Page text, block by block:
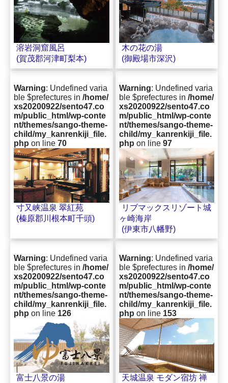
溶岩洞窟風呂
(賀茂郡河津町梨本)
木の花の湯
(御殿場市深沢)
Warning: Undefined varia
ble $prefectures in /home/
xs20200922/sento47.co
m/public_html/wp-conte
nt/themes/sango-theme-
child/my_kanrenkiji_file.
php on line 70
寸又峡温泉 翠紅苑
(榛原郡川根本町千頭)
Warning: Undefined varia
ble $prefectures in /home/
xs20200922/sento47.co
m/public_html/wp-conte
nt/themes/sango-theme-
child/my_kanrenkiji_file.
php on line 97
リブマックスリゾート城
ヶ崎海岸
(伊東市八幡野)
Warning: Undefined varia
ble $prefectures in /home/
xs20200922/sento47.co
m/public_html/wp-conte
nt/themes/sango-theme-
child/my_kanrenkiji_file.
php on line 126
富士八景の湯
Warning: Undefined varia
ble $prefectures in /home/
xs20200922/sento47.co
m/public_html/wp-conte
nt/themes/sango-theme-
child/my_kanrenkiji_file.
php on line 153
天城温泉 モダン宿坊 禅